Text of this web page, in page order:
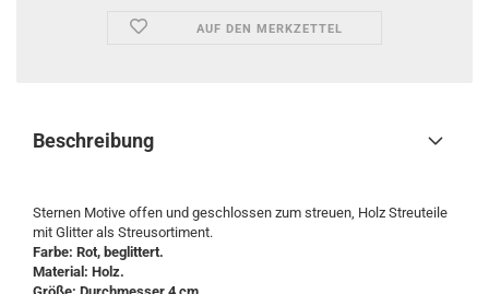
AUF DEN MERKZETTEL
Beschreibung
Sternen Motive offen und geschlossen zum streuen, Holz Streuteile
mit Glitter als Streusortiment.
Farbe: Rot, beglittert.
Material: Holz.